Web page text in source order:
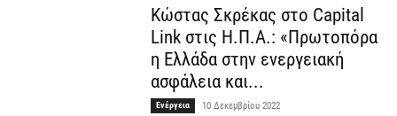
Κώστας Σκρέκας στο Capital
Link στις Η.Π.Α.: «Πρωτοπόρα
η Ελλάδα στην ενεργειακή
ασφάλεια και...
Ενέργεια 10 Δεκεμβρίου 2022